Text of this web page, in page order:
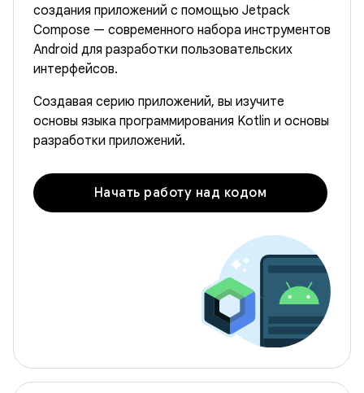
создания приложений с помощью Jetpack
Compose — современного набора инструментов
Android для разработки пользовательских
интерфейсов.
Создавая серию приложений, вы изучите
основы языка программирования Kotlin и основы
разработки приложений.
Начать работу над кодом